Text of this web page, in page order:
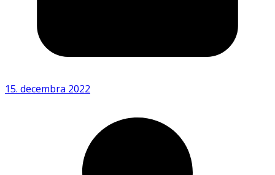
15. decembra 2022